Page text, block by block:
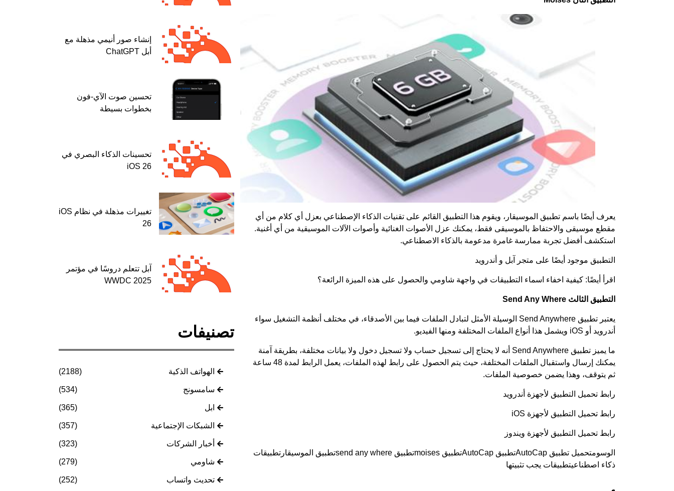
يعرف أيضًا باسم تطبيق الموسيقار، ويقوم هذا التطبيق القائم على تقنيات الذكاء الإصطناعي بعزل أي كلام من أي
مقطع موسيقى والاحتفاظ بالموسيقى فقط، يمكنك عزل الأصوات الغنائية وأصوات الآلات الموسيقية من أي أغنية.
استكشف أفضل تجربة ممارسة غامرة مدعومة بالذكاء الاصطناعي.
التطبيق موجود أيضًا على متجر آبل و أندرويد
اقرأ أيضًا: كيفية اخفاء اسماء التطبيقات في واجهة شاومي والحصول على هذه الميزة الرائعة؟
التطبيق الثالث Send Any Where
يعتبر تطبيق Send Anywhere الوسيلة الأمثل لتبادل الملفات فيما بين الأصدقاء، في مختلف أنظمة التشغيل سواء
أندرويد أو iOS ويشمل هذا أنواع الملفات المختلفة ومنها الفيديو.
ما يميز تطبيق Send Anywhere أنه لا يحتاج إلى تسجيل حساب ولا تسجيل دخول ولا بيانات مختلفة، بطريقة آمنة
يمكنك إرسال واستقبال الملفات المختلفة، حيث يتم الحصول على رابط لهذه الملفات، يعمل الرابط لمدة 48 ساعة
ثم يتوقف، وهذا يضمن خصوصية الملفات.
رابط تحميل التطبيق لأجهزة أندرويد
رابط تحميل التطبيق لأجهزة iOS
رابط تحميل التطبيق لأجهزة ويندوز
الوسومتحميل تطبيق AutoCap تطبيق AutoCap تطبيق moises تطبيق send any where تطبيق الموسيقار تطبيقات
ذكاء اصطناعيتطبيقات يجب تثبيتها
إنشاء صور أنيمي مذهلة مع
أبل ChatGPT
تحسين صوت الآي-فون
بخطوات بسيطة
تحسينات الذكاء البصري في
iOS 26
تغييرات مذهلة في نظام iOS
26
آبل تتعلم دروسًا في مؤتمر
WWDC 2025
تصنيفات
الهواتف الذكية (2188)
سامسونج (534)
ابل (365)
الشبكات الإجتماعية (357)
أخبار الشركات (323)
شاومي (279)
تحديث واتساب (252)